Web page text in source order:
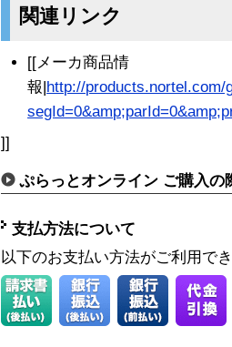
関連リンク
[[メーカ商品情
報|http://products.nortel.com/
]]
ぷらっとオンライン ご購入の
支払方法について
以下のお支払い方法がご利用で